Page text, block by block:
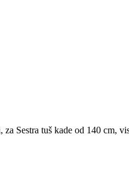
za Sestra tuš kade od 140 cm,